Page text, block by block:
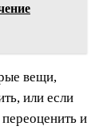
вещи,
или если
и